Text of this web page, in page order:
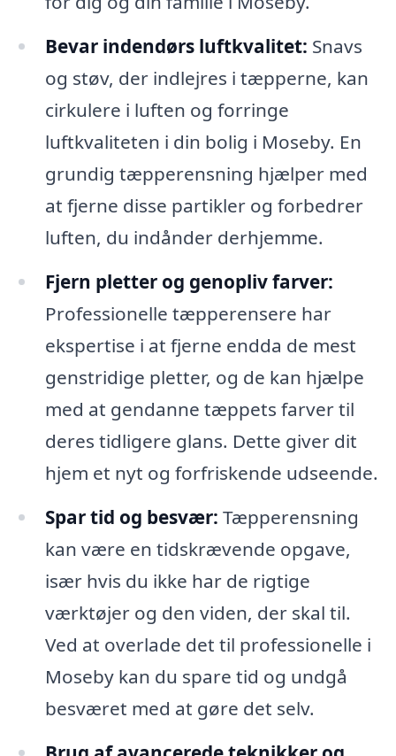
Bevar indendørs luftkvalitet: Snavs
og støv, der indlejres i tæpperne, kan
cirkulere i luften og forringe
luftkvaliteten i din bolig i Moseby. En
grundig tæpperensning hjælper med
at fjerne disse partikler og forbedrer
luften, du indånder derhjemme.
Fjern pletter og genopliv farver:
Professionelle tæpperensere har
ekspertise i at fjerne endda de mest
genstridige pletter, og de kan hjælpe
med at gendanne tæppets farver til
deres tidligere glans. Dette giver dit
hjem et nyt og forfriskende udseende.
Spar tid og besvær: Tæpperensning
kan være en tidskrævende opgave,
især hvis du ikke har de rigtige
værktøjer og den viden, der skal til.
Ved at overlade det til professionelle i
Moseby kan du spare tid og undgå
besværet med at gøre det selv.